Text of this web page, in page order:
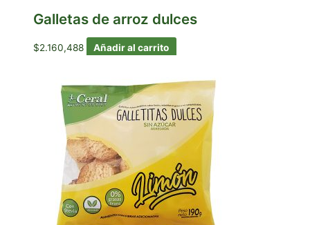
Galletas de arroz dulces
$2.160,488 Añadir al carrito